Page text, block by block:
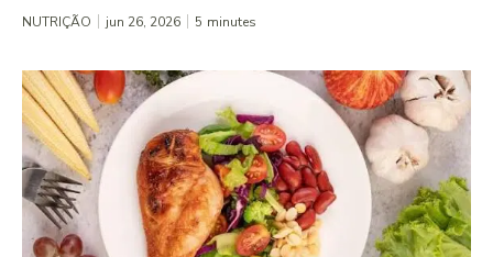
NUTRIÇÃO jun 26, 2026 5 minutes